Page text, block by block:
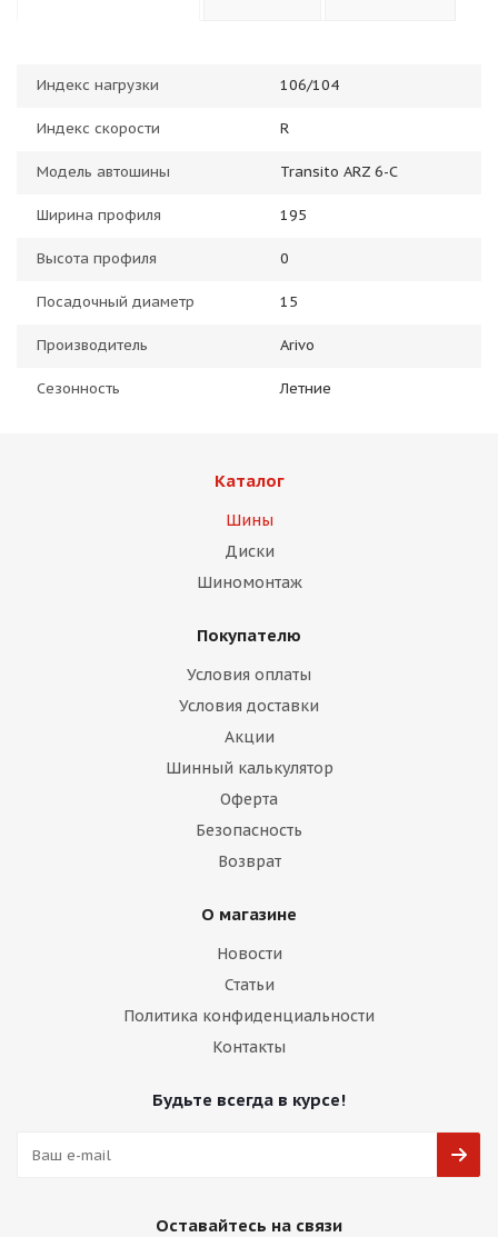
Индекс нагрузки 106/104
Индекс скорости R
Модель автошины Transito ARZ 6-C
Ширина профиля 195
Высота профиля 0
Посадочный диаметр 15
Производитель Arivo
Сезонность Летние
Каталог
Шины
Диски
Шиномонтаж
Покупателю
Условия оплаты
Условия доставки
Акции
Шинный калькулятор
Оферта
Безопасность
Возврат
О магазине
Новости
Статьи
Политика конфиденциальности
Контакты
Будьте всегда в курсе!
Оставайтесь на связи